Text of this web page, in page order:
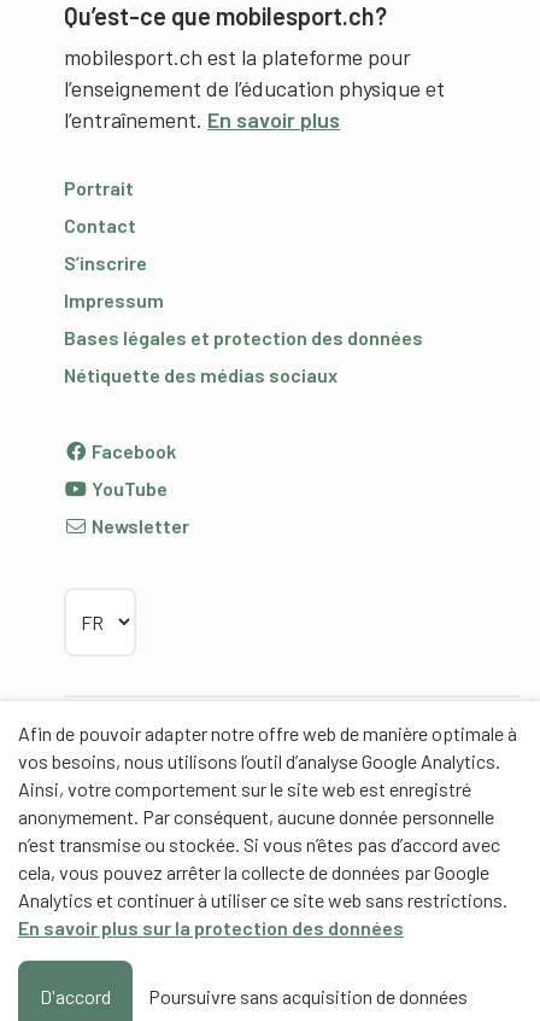
Afin de pouvoir adapter notre offre web de manière optimale à
vos besoins, nous utilisons l’outil d’analyse Google Analytics.
Ainsi, votre comportement sur le site web est enregistré
anonymement. Par conséquent, aucune donnée personnelle
n’est transmise ou stockée. Si vous n’êtes pas d’accord avec
cela, vous pouvez arrêter la collecte de données par Google
Analytics et continuer à utiliser ce site web sans restrictions.
En savoir plus sur la protection des données
D'accord Poursuivre sans acquisition de données
Qu’est-ce que mobilesport.ch?
mobilesport.ch est la plateforme pour
l’enseignement de l’éducation physique et
l’entraînement. En savoir plus
Portrait
Contact
S’inscrire
Impressum
Bases légales et protection des données
Nétiquette des médias sociaux
Facebook
YouTube
Newsletter
Partenaires
Partenaires de contenus
Haute école fédérale de sport de Macolin HEFSM